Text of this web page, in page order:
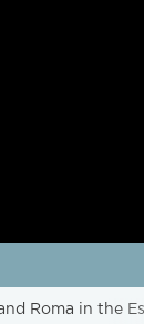
Roma in the